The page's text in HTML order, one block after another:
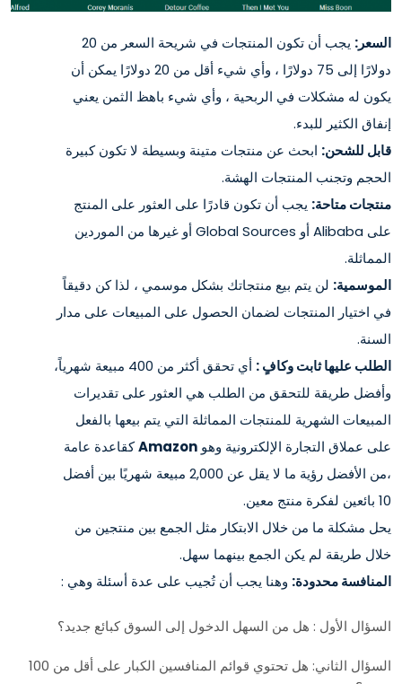
السعر:
يجب أن تكون المنتجات في شريحة السعر من 20
دولارًا إلى 75 دولارًا ، وأي شيء أقل من 20 دولارًا يمكن أن
يكون له مشكلات في الربحية ، وأي شيء باهظ الثمن يعني
إنفاق الكثير للبدء.
قابل للشحن: ابحث عن منتجات متينة وبسيطة لا تكون كبيرة
الحجم وتجنب المنتجات الهشة.
منتجات متاحة: يجب أن تكون قادرًا على العثور على المنتج
على Alibaba أو Global Sources أو غيرها من الموردين
المماثلة.
الموسمية: لن يتم بيع منتجاتك بشكل موسمي ، لذا كن دقيقاً
في اختيار المنتجات لضمان الحصول على المبيعات على مدار
السنة.
الطلب ​​عليها ثابت وكافٍ :
أي تحقق أكثر من 400 مبيعة شهرياً،
وأفضل طريقة للتحقق من الطلب هي العثور على تقديرات
المبيعات الشهرية للمنتجات المماثلة التي يتم بيعها بالفعل
على عملاق التجارة الإلكترونية وهو Amazonكقاعدة عامة
،من الأفضل رؤية ما لا يقل عن 2,000 مبيعة شهريًا بين أفضل
10 بائعين لفكرة منتج معين.
يحل مشكلة ما من خلال الابتكار مثل الجمع بين منتجين من
خلال طريقة لم يكن الجمع بينهما سهل.
المنافسة محدودة: وهنا يجب أن تُجيب على عدة أسئلة وهي :
السؤال الأول : هل من السهل الدخول إلى السوق كبائع جديد؟
السؤال الثاني: هل تحتوي قوائم المنافسين الكبار على أقل من 100